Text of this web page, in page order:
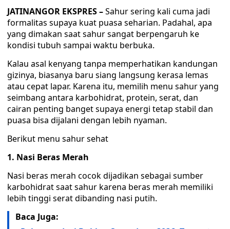
JATINANGOR EKSPRES –Sahur sering kali cuma jadi
formalitas supaya kuat puasa seharian. Padahal, apa
yang dimakan saat sahur sangat berpengaruh ke
kondisi tubuh sampai waktu berbuka.
‎Kalau asal kenyang tanpa memperhatikan kandungan
gizinya, biasanya baru siang langsung kerasa lemas
atau cepat lapar. Karena itu, memilih menu sahur yang
seimbang antara karbohidrat, protein, serat, dan
cairan penting banget supaya energi tetap stabil dan
puasa bisa dijalani dengan lebih nyaman.
‎Berikut menu sahur sehat
1. Nasi Beras Merah
‎Nasi beras merah cocok dijadikan sebagai sumber
karbohidrat saat sahur karena beras merah memiliki
lebih tinggi serat dibanding nasi putih.
Baca Juga: